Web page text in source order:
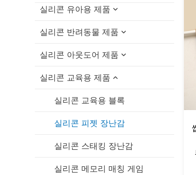
실리콘 유아용 제품
실리콘 아기 목욕 장난감
실리콘 보틀 브러쉬
실리콘 수유 그릇 / 스푼 세트
실리콘 턱받이
실리콘 아기 치발기
실리콘 젖꼭지
실리콘 빨대 컵
실리콘 반려동물 제품
실리콘 고양이 이빨 장난감
실리콘 반려견 씹는 장난감
실리콘 펫 목욕 브러쉬
실리콘 반려동물 먹이 그릇
실리콘 반려동물 핥기 매트
실리콘 반려동물 간식 가방
실리콘 아웃도어 제품
실리콘 접이식 컵
실리콘 빨대 캡
실리콘 여행용 세트
실리콘 접이식 도시락
실리콘 교육용 제품
실리콘 교육용 블록
실리콘 피젯 장난감
실리콘 스태킹 장난감
실리콘 메모리 매칭 게임